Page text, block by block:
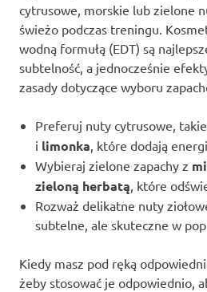
cytrusowe, morskie lub zielone
świeżo podczas treningu.
wodną formułą (EDT) są
subtelność, a jednocześnie
zasady dotyczące wyboru
Preferuj nuty cytrusowe,
i limonka, które dodają
Wybieraj zielone zapachy z
zieloną herbatą, które
Rozważ delikatne nuty
subtelne, ale skuteczne w
Kiedy masz pod ręką
żeby stosować je odpowiednio,